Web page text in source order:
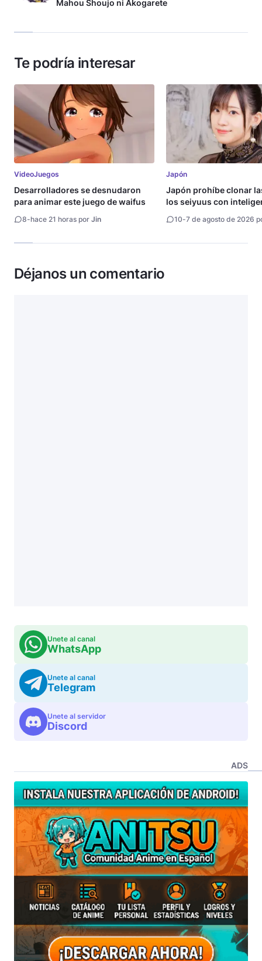
Mahou Shoujo ni Akogarete
Te podría interesar
VideoJuegos
Desarrolladores se desnudaron
para animar este juego de waifus
8-hace 21 horas por Jin
Japón
Japón prohíbe clonar
los seiyuus con
10-7 de agosto de 2026
Déjanos un comentario
Unete al canal
WhatsApp
Unete al canal
Telegram
Unete al servidor
Discord
ADS